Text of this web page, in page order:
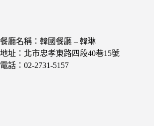
餐廳名稱：韓國餐廳 – 韓琳
地址：北市忠孝東路四段40巷15號
電話：02-2731-5157